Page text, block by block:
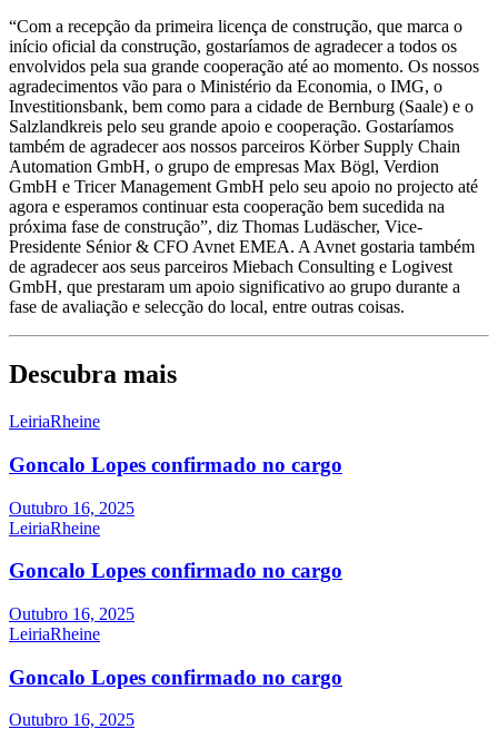
“Com a recepção da primeira licença de construção, que marca o
início oficial da construção, gostaríamos de agradecer a todos os
envolvidos pela sua grande cooperação até ao momento. Os nossos
agradecimentos vão para o Ministério da Economia, o IMG, o
Investitionsbank, bem como para a cidade de Bernburg (Saale) e o
Salzlandkreis pelo seu grande apoio e cooperação. Gostaríamos
também de agradecer aos nossos parceiros Körber Supply Chain
Automation GmbH, o grupo de empresas Max Bögl, Verdion
GmbH e Tricer Management GmbH pelo seu apoio no projecto até
agora e esperamos continuar esta cooperação bem sucedida na
próxima fase de construção”, diz Thomas Ludäscher, Vice-
Presidente Sénior & CFO Avnet EMEA. A Avnet gostaria também
de agradecer aos seus parceiros Miebach Consulting e Logivest
GmbH, que prestaram um apoio significativo ao grupo durante a
fase de avaliação e selecção do local, entre outras coisas.
Descubra mais
LeiriaRheine
Goncalo Lopes confirmado no cargo
Outubro 16, 2025
LeiriaRheine
Goncalo Lopes confirmado no cargo
Outubro 16, 2025
LeiriaRheine
Goncalo Lopes confirmado no cargo
Outubro 16, 2025